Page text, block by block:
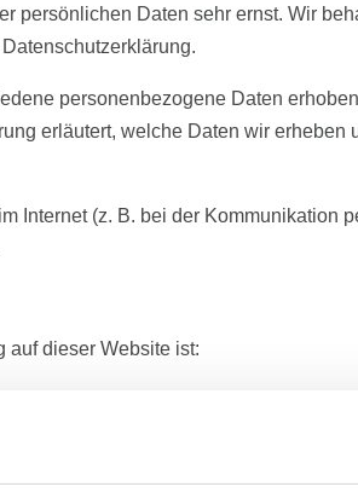
persönlichen Daten sehr ernst. Wir
personenbezogene Daten
erläutert, welche Daten wir
Internet (z. B. bei der
auf dieser Website ist: